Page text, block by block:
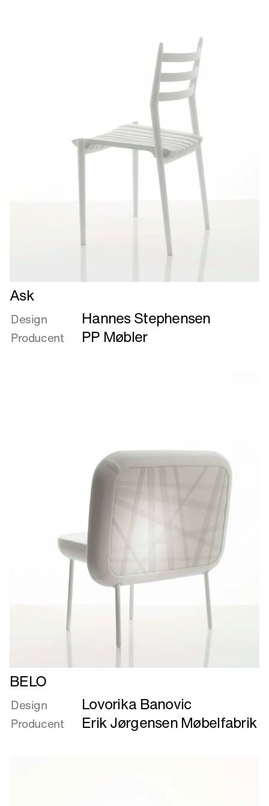
Læs
mere
om
Ask
Ask
Design Hannes Stephensen
Producent PP Møbler
Læs
mere
om
BELO
BELO
Design Lovorika Banovic
Producent Erik Jørgensen Møbelfabrik